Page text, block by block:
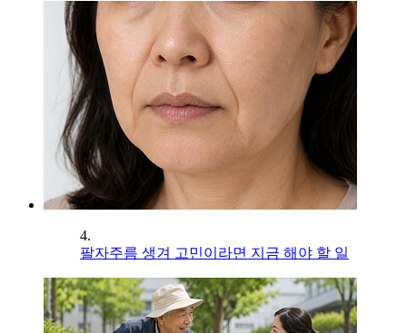
4.
팔자주름 생겨 고민이라면 지금 해야 할 일